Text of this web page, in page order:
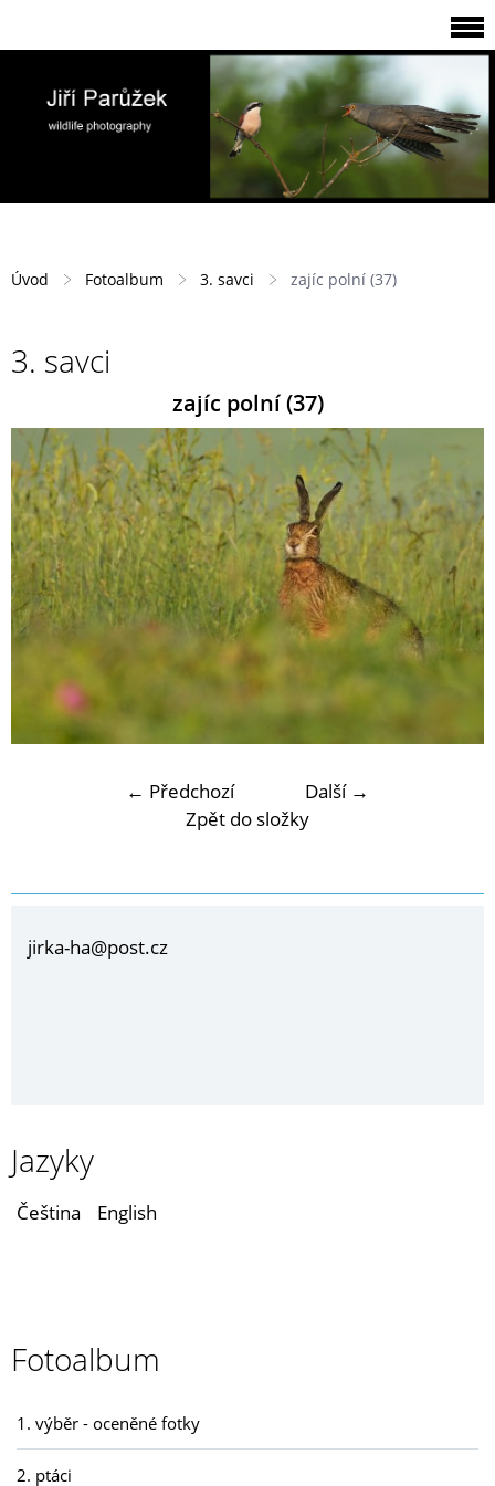
Úvod Fotoalbum 3. savci zajíc polní (37)
3. savci
zajíc polní (37)
← Předchozí
Další →
Zpět do složky
jirka-ha@post.cz
Jazyky
Čeština English
Fotoalbum
1. výběr - oceněné fotky
2. ptáci